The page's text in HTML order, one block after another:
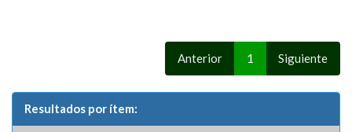
Anterior 1 Siguiente
Resultados por ítem: